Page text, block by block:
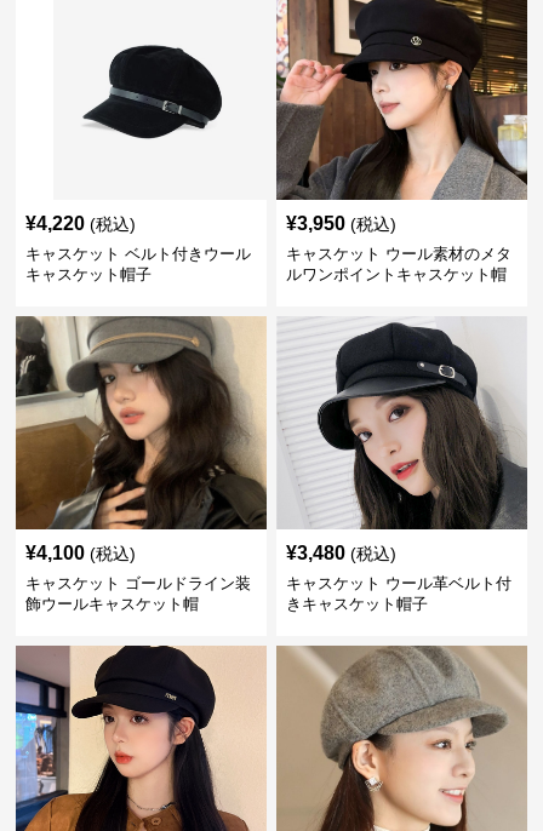
¥4,220 (税込)
キャスケット ベルト付きウール
キャスケット帽子
¥3,950 (税込)
キャスケット ウール素材のメタ
ルワンポイントキャスケット帽
¥4,100 (税込)
キャスケット ゴールドライン装
飾ウールキャスケット帽
¥3,480 (税込)
キャスケット ウール革ベルト付
きキャスケット帽子